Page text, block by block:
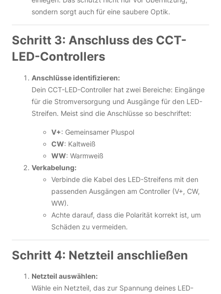
sondern sorgt auch für eine saubere Optik.
Schritt 3: Anschluss des CCT-
LED-Controllers
Anschlüsse identifizieren:
Dein CCT-LED-Controller hat zwei Bereiche: Eingänge
für die Stromversorgung und Ausgänge für den LED-
Streifen. Meist sind die Anschlüsse so beschriftet:
V+: Gemeinsamer Pluspol
CW: Kaltweiß
WW: Warmweiß
Verkabelung:
Verbinde die Kabel des LED-Streifens mit den
passenden Ausgängen am Controller (V+, CW,
WW).
Achte darauf, dass die Polarität korrekt ist, um
Schäden zu vermeiden.
Schritt 4: Netzteil anschließen
Netzteil auswählen:
Wähle ein Netzteil, das zur Spannung deines LED-